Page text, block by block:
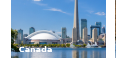
Canada